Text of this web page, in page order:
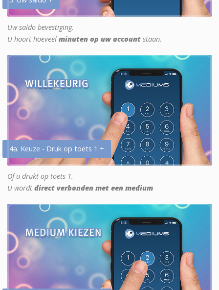
Uw saldo bevestiging.
U hoort hoeveel minuten op uw account staan.
4a. Keuze - Druk op toets 1 +
Of u drukt op toets 1.
U wordt direct verbonden met een medium